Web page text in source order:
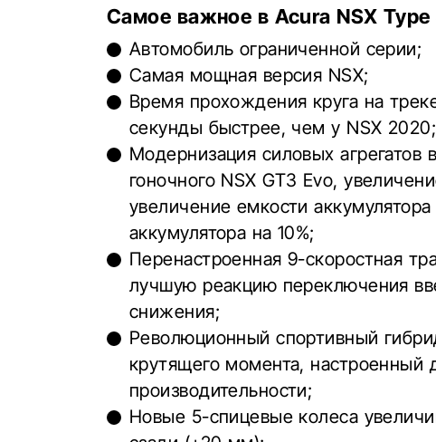
Самое важное в Acura NSX Type
Автомобиль ограниченной серии;
Самая мощная версия NSX;
Время прохождения круга на
секунды быстрее, чем у NSX 2020;
Модернизация силовых
гоночного NSX GT3 Evo,
увеличение емкости
аккумулятора на 10%;
Перенастроенная 9-скоростная
лучшую реакцию переключения
снижения;
Революционный спортивный
крутящего момента, настроенный
производительности;
Новые 5-спицевые колеса